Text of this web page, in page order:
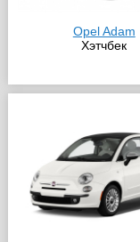
Opel Adam
Хэтчбек